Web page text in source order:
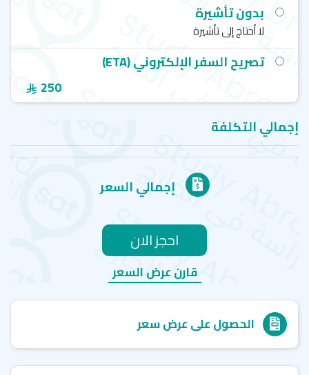
بدون تأشيرة
لا أحتاج إلى تأشيرة
تصريح السفر الإلكتروني (ETA)
250
إجمالي التكلفة
إجمالي السعر
احجز الان
قارن عرض السعر
الحصول على عرض سعر